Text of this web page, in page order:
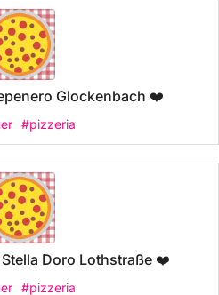
Glockenbach ❤️
#pizzeria
Doro Lothstraße ❤️
#pizzeria